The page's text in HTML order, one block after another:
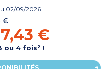
02/09/2026
€
€
ou 4 fois² !